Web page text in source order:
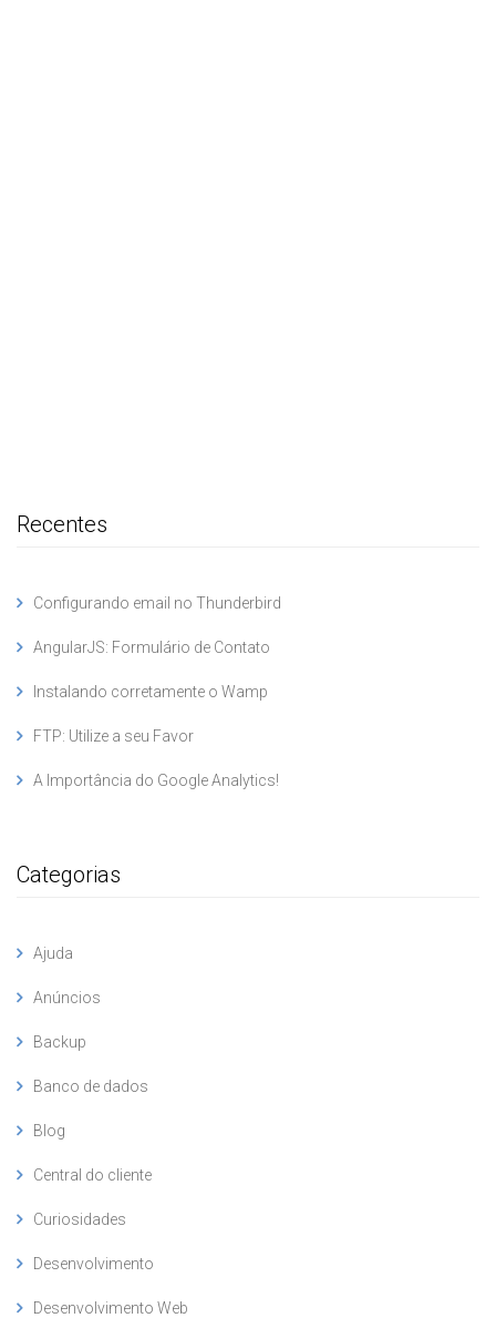
Recentes
Configurando email no Thunderbird
AngularJS: Formulário de Contato
Instalando corretamente o Wamp
FTP: Utilize a seu Favor
A Importância do Google Analytics!
Categorias
Ajuda
Anúncios
Backup
Banco de dados
Blog
Central do cliente
Curiosidades
Desenvolvimento
Desenvolvimento Web